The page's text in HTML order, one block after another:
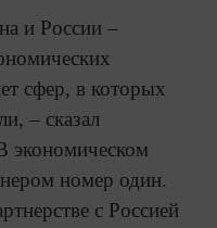
и России –
сфер, в которых
– сказал
экономическом
номер один.
с Россией